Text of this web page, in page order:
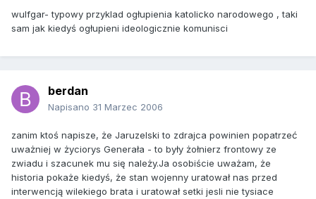
wulfgar- typowy przyklad ogłupienia katolicko narodowego , taki
sam jak kiedyś ogłupieni ideologicznie komunisci
berdan
Napisano 31 Marzec 2006
zanim ktoś napisze, że Jaruzelski to zdrajca powinien popatrzeć
uważniej w życiorys Generała - to były żołnierz frontowy ze
zwiadu i szacunek mu się należy.Ja osobiście uważam, że
historia pokaże kiedyś, że stan wojenny uratował nas przed
interwencją wilekiego brata i uratował setki jesli nie tysiace